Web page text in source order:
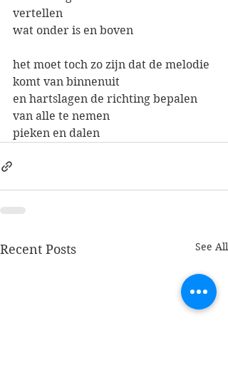
vertellen
wat onder is en boven
het moet toch zo zijn dat de melodie
komt van binnenuit
en hartslagen de richting bepalen
van alle te nemen
pieken en dalen
Recent Posts See All